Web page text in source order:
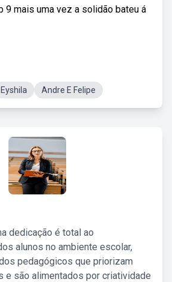
9 mais uma vez a solidão bateu á
Eyshila Andre E Felipe
dedicação é total ao
alunos no ambiente escolar,
pedagógicos que priorizam
e são alimentados por criatividade